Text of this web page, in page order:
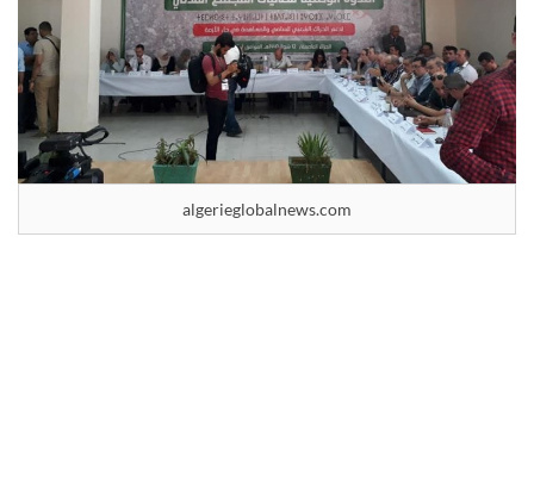
algerieglobalnews.com